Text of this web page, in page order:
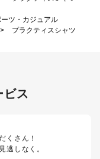
ツ・カジュアル
>
プラクティスシャツ
ビス
くさん！
逃しなく。